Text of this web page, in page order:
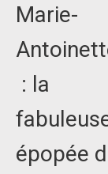
Marie-
: la
épopée